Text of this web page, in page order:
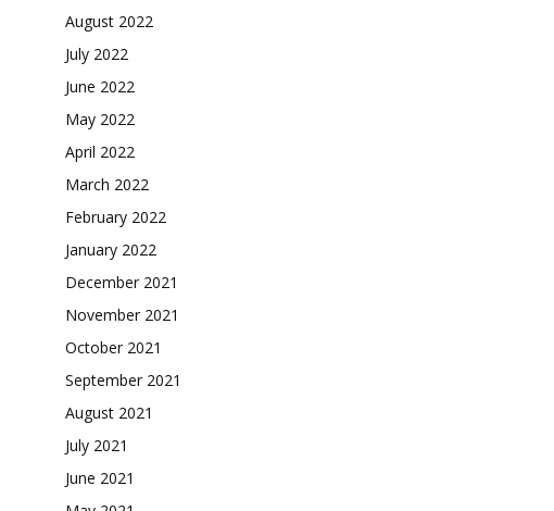
August 2022
July 2022
June 2022
May 2022
April 2022
March 2022
February 2022
January 2022
December 2021
November 2021
October 2021
September 2021
August 2021
July 2021
June 2021